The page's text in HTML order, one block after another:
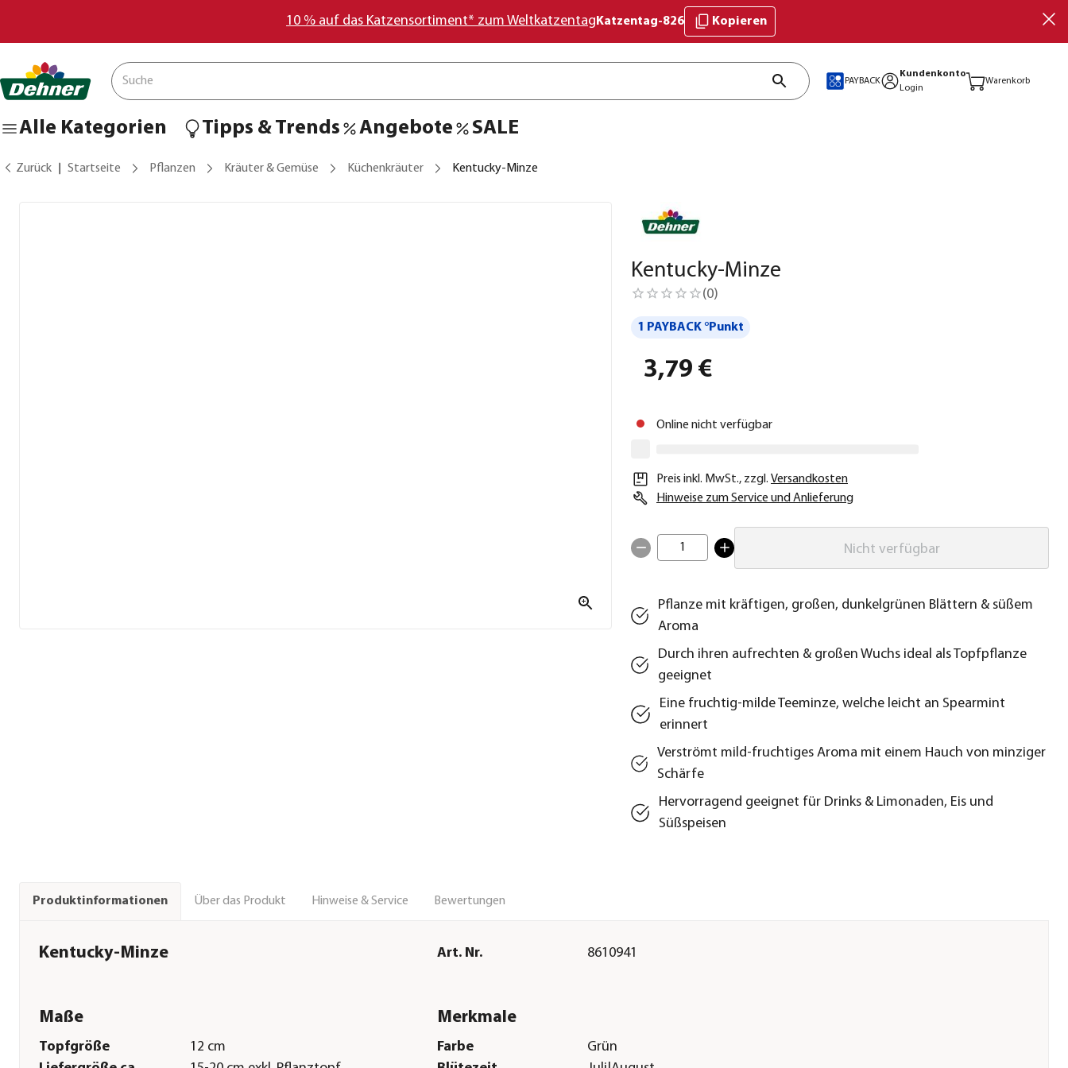
10 % auf das Katzensortiment* zum Weltkatzentag Katzentag-826 Kopieren
PAYBACK
Kundenkonto
Login
Warenkorb
Alle Kategorien Tipps & Trends Angebote SALE
Zurück Startseite Pflanzen Kräuter & Gemüse Küchenkräuter Kentucky-Minze
Kentucky-Minze
(0)
1 PAYBACK °Punkt
3,79 €
Online nicht verfügbar
Preis inkl. MwSt., zzgl. Versandkosten
Hinweise zum Service und Anlieferung
1 Nicht verfügbar
Pflanze mit kräftigen, großen, dunkelgrünen Blättern & süßem
Aroma
Durch ihren aufrechten & großen Wuchs ideal als Topfpflanze
geeignet
Eine fruchtig-milde Teeminze, welche leicht an Spearmint
erinnert
Verströmt mild-fruchtiges Aroma mit einem Hauch von minziger
Schärfe
Hervorragend geeignet für Drinks & Limonaden, Eis und
Süßspeisen
Produktinformationen Über das Produkt Hinweise & Service Bewertungen
Kentucky-Minze Art. Nr. 8610941
Maße
Topfgröße
12 cm
Merkmale
Farbe
Grün